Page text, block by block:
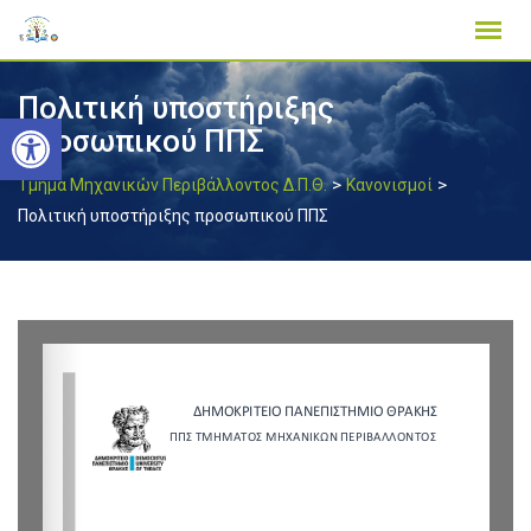
Ανοίξτε τη γραμμή εργαλείων
Skip
Πολιτική υποστήριξης
προσωπικού ΠΠΣ
Τμήμα Μηχανικών Περιβάλλοντος Δ.Π.Θ.>Κανονισμοί >
Πολιτική υποστήριξης προσωπικού ΠΠΣ